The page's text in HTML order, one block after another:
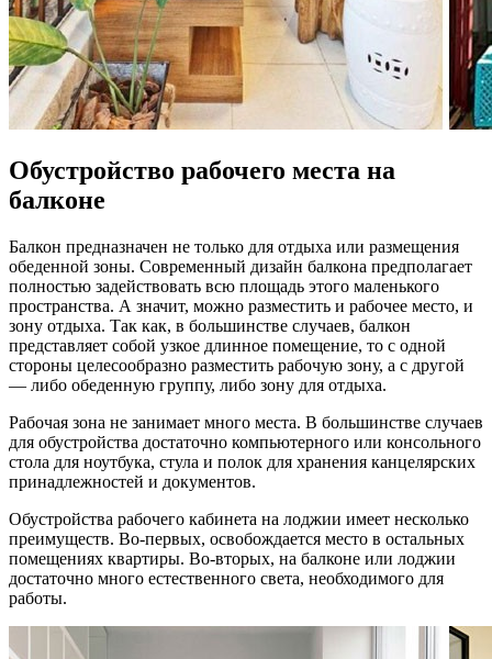
Обустройство рабочего места на
балконе
Балкон предназначен не только для отдыха или размещения
обеденной зоны. Современный дизайн балкона предполагает
полностью задействовать всю площадь этого маленького
пространства. А значит, можно разместить и рабочее место, и
зону отдыха. Так как, в большинстве случаев, балкон
представляет собой узкое длинное помещение, то с одной
стороны целесообразно разместить рабочую зону, а с другой
— либо обеденную группу, либо зону для отдыха.
Рабочая зона не занимает много места. В большинстве случаев
для обустройства достаточно компьютерного или консольного
стола для ноутбука, стула и полок для хранения канцелярских
принадлежностей и документов.
Обустройства рабочего кабинета на лоджии имеет несколько
преимуществ. Во-первых, освобождается место в остальных
помещениях квартиры. Во-вторых, на балконе или лоджии
достаточно много естественного света, необходимого для
работы.